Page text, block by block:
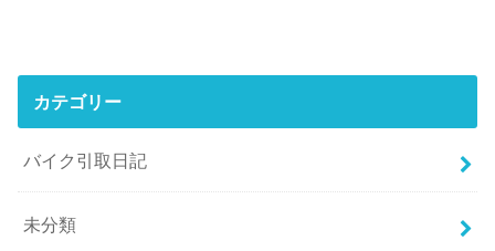
カテゴリー
バイク引取日記
未分類